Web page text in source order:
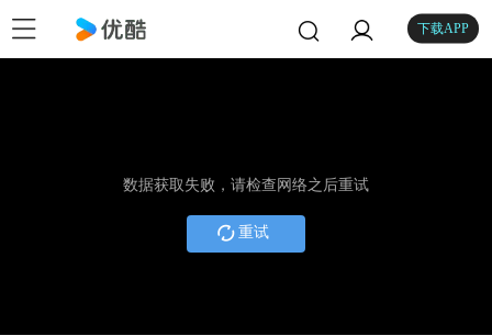
下载APP
数据获取失败，请检查网络之后重试
重试